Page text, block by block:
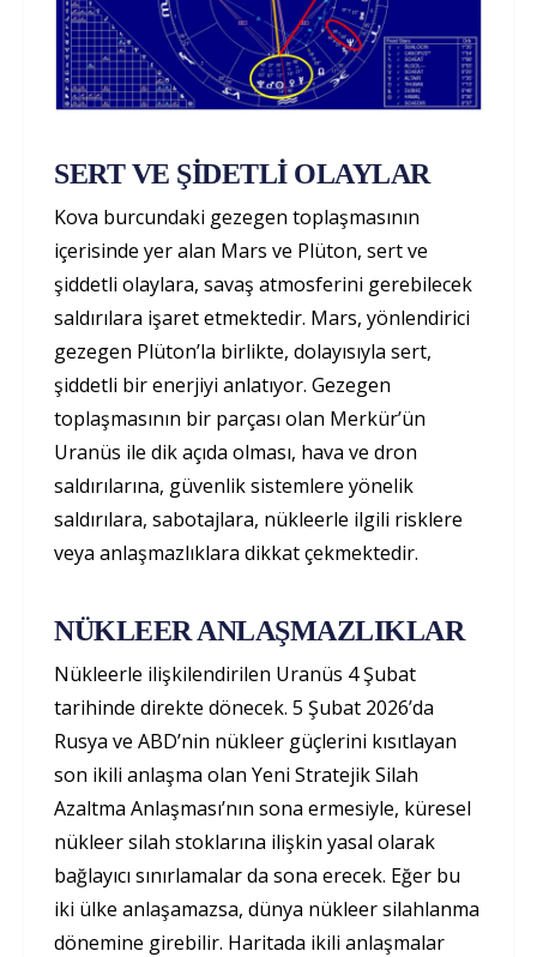
SERT VE ŞİDETLİ OLAYLAR
Kova burcundaki gezegen toplaşmasının
içerisinde yer alan Mars ve Plüton, sert ve
şiddetli olaylara, savaş atmosferini gerebilecek
saldırılara işaret etmektedir. Mars, yönlendirici
gezegen Plüton’la birlikte, dolayısıyla sert,
şiddetli bir enerjiyi anlatıyor. Gezegen
toplaşmasının bir parçası olan Merkür’ün
Uranüs ile dik açıda olması, hava ve dron
saldırılarına, güvenlik sistemlere yönelik
saldırılara, sabotajlara, nükleerle ilgili risklere
veya anlaşmazlıklara dikkat çekmektedir.
NÜKLEER ANLAŞMAZLIKLAR
Nükleerle ilişkilendirilen Uranüs 4 Şubat
tarihinde direkte dönecek. 5 Şubat 2026’da
Rusya ve ABD’nin nükleer güçlerini kısıtlayan
son ikili anlaşma olan Yeni Stratejik Silah
Azaltma Anlaşması’nın sona ermesiyle, küresel
nükleer silah stoklarına ilişkin yasal olarak
bağlayıcı sınırlamalar da sona erecek. Eğer bu
iki ülke anlaşamazsa, dünya nükleer silahlanma
dönemine girebilir. Haritada ikili anlaşmalar